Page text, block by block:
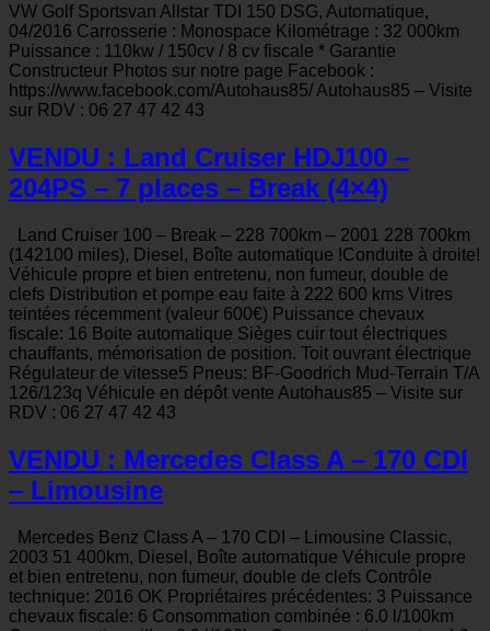
VW Golf Sportsvan Allstar TDI 150 DSG, Automatique,
04/2016 Carrosserie : Monospace Kilométrage : 32 000km
Puissance : 110kw / 150cv / 8 cv fiscale * Garantie
Constructeur Photos sur notre page Facebook :
https://www.facebook.com/Autohaus85/ Autohaus85 – Visite
sur RDV : 06 27 47 42 43
VENDU : Land Cruiser HDJ100 –
204PS – 7 places – Break (4×4)
Land Cruiser 100 – Break – 228 700km – 2001 228 700km
(142100 miles), Diesel, Boîte automatique !Conduite à droite!
Véhicule propre et bien entretenu, non fumeur, double de
clefs Distribution et pompe eau faite à 222 600 kms Vitres
teintées récemment (valeur 600€) Puissance chevaux
fiscale: 16 Boite automatique Sièges cuir tout électriques
chauffants, mémorisation de position. Toit ouvrant électrique
Régulateur de vitesse5 Pneus: BF-Goodrich Mud-Terrain T/A
126/123q Véhicule en dépôt vente Autohaus85 – Visite sur
RDV : 06 27 47 42 43
VENDU : Mercedes Class A – 170 CDI
– Limousine
Mercedes Benz Class A – 170 CDI – Limousine Classic,
2003 51 400km, Diesel, Boîte automatique Véhicule propre
et bien entretenu, non fumeur, double de clefs Contrôle
technique: 2016 OK Propriétaires précédentes: 3 Puissance
chevaux fiscale: 6 Consommation combinée : 6.0 l/100km